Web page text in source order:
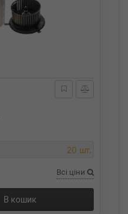
20 шт.
Всі ціни
В кошик